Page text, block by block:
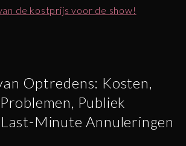
de kostprijs voor de show!
Optredens: Kosten,
Publiek
Minute Annuleringen